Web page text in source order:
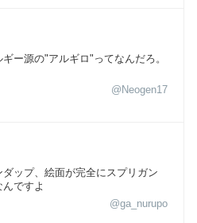
ー源の"アルギロ"ってなんだろ。
@Neogen17
ップ、絵面が完全にスプリガン
ですよ
@ga_nurupo